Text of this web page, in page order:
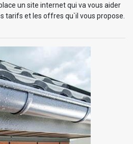
un site internet qui va vous aider
tarifs et les offres qu`il vous propose.